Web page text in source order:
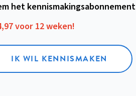
het kennismakings­abonnement
voor 12 weken!
IK WIL KENNISMAKEN